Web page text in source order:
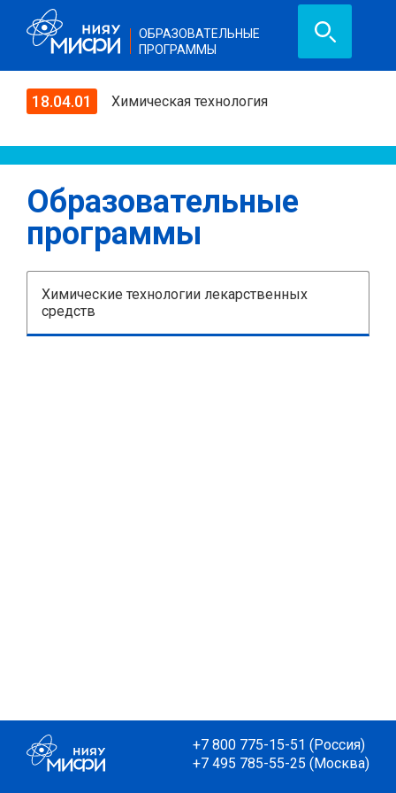
ОБРАЗОВАТЕЛЬНЫЕ
ПРОГРАММЫ
18.04.01 Химическая технология
Образовательные
программы
Химические технологии лекарственных
средств
+7 800 775-15-51 (Россия)
+7 495 785-55-25 (Москва)